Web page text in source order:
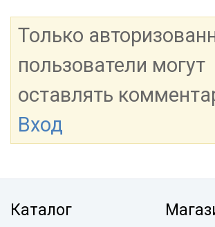
Только
пользователи могут
оставлять
Вход
Каталог